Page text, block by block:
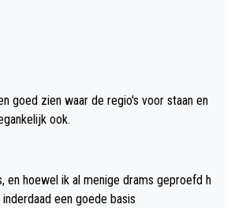
goed zien waar de regio's voor staan en
ook.
en hoewel ik al menige drams geproefd h
inderdaad een goede basis